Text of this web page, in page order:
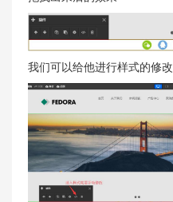
我们可以给他进行样式的修改